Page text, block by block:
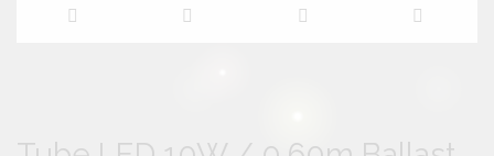
contenu
the
the